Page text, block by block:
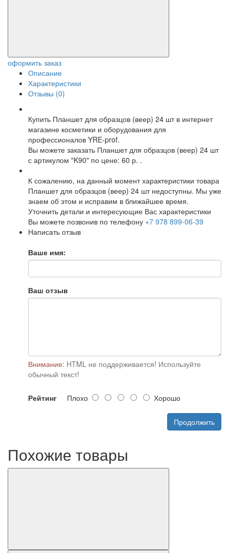
оформить заказ
Описание
Характеристики
Отзывы (0)
Купить Планшет для образцов (веер) 24 шт в интернет
магазине косметики и оборудования для
профессионалов YRE-prof.
Вы можете заказать Планшет для образцов (веер) 24 шт
с артикулом "K90" по цене: 60 р. .
К сожалению, на данный момент характеристики товара
Планшет для образцов (веер) 24 шт недоступны. Мы уже
знаем об этом и исправим в ближайшее время.
Уточнить детали и интересующие Вас характеристики
Вы можете позвонив по телефону +7 978 899-06-39
Написать отзыв
Ваше имя:
Ваш отзыв
Внимание: HTML не поддерживается! Используйте
обычный текст!
Рейтинг Плохо Хорошо
Продолжить
Похожие товары